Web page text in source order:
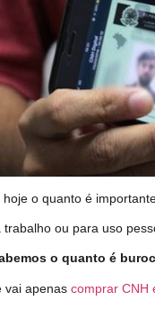
hoje o quanto é
trabalho ou para uso
o quanto é
vai apenas comprar CNH